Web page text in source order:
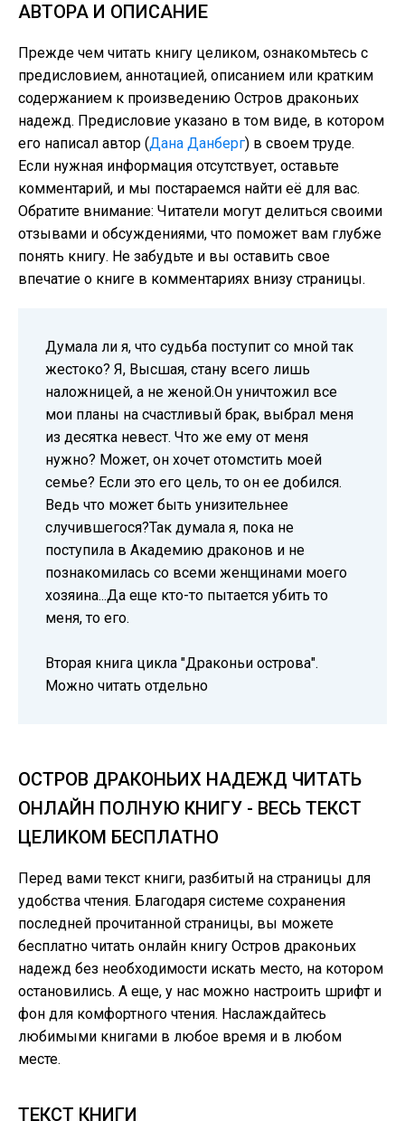
АВТОРА И ОПИСАНИЕ
Прежде чем читать книгу целиком, ознакомьтесь с
предисловием, аннотацией, описанием или кратким
содержанием к произведению Остров драконьих
надежд. Предисловие указано в том виде, в котором
его написал автор (Дана Данберг) в своем труде.
Если нужная информация отсутствует, оставьте
комментарий, и мы постараемся найти её для вас.
Обратите внимание: Читатели могут делиться своими
отзывами и обсуждениями, что поможет вам глубже
понять книгу. Не забудьте и вы оставить свое
впечатие о книге в комментариях внизу страницы.
Думала ли я, что судьба поступит со мной так
жестоко? Я, Высшая, стану всего лишь
наложницей, а не женой.Он уничтожил все
мои планы на счастливый брак, выбрал меня
из десятка невест. Что же ему от меня
нужно? Может, он хочет отомстить моей
семье? Если это его цель, то он ее добился.
Ведь что может быть унизительнее
случившегося?Так думала я, пока не
поступила в Академию драконов и не
познакомилась со всеми женщинами моего
хозяина...Да еще кто-то пытается убить то
меня, то его.
Вторая книга цикла "Драконьи острова".
Можно читать отдельно
ОСТРОВ ДРАКОНЬИХ НАДЕЖД ЧИТАТЬ
ОНЛАЙН ПОЛНУЮ КНИГУ - ВЕСЬ ТЕКСТ
ЦЕЛИКОМ БЕСПЛАТНО
Перед вами текст книги, разбитый на страницы для
удобства чтения. Благодаря системе сохранения
последней прочитанной страницы, вы можете
бесплатно читать онлайн книгу Остров драконьих
надежд без необходимости искать место, на котором
остановились. А еще, у нас можно настроить шрифт и
фон для комфортного чтения. Наслаждайтесь
любимыми книгами в любое время и в любом
месте.
ТЕКСТ КНИГИ